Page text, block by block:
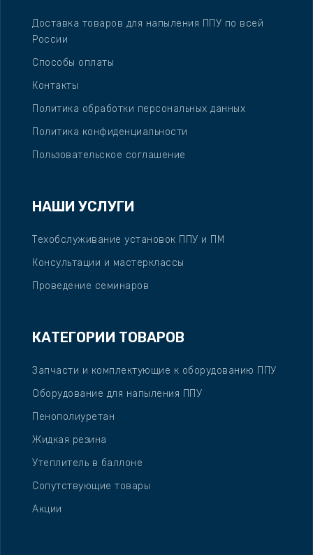
Доставка товаров для напыления ППУ по всей
России
Способы оплаты
Контакты
Политика обработки персональных данных
Политика конфиденциальности
Пользовательское соглашение
НАШИ УСЛУГИ
Техобслуживание установок ППУ и ПМ
Консультации и мастерклассы
Проведение семинаров
КАТЕГОРИИ ТОВАРОВ
Запчасти и комплектующие к оборудованию ППУ
Оборудование для напыления ППУ
Пенополиуретан
Жидкая резина
Утеплитель в баллоне
Сопутствующие товары
Акции